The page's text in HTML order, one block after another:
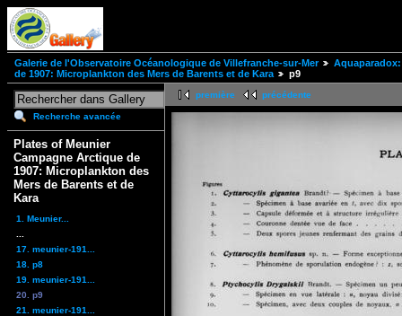
Galerie de l'Observatoire Océanologique de Villefranche-sur-Mer
de 1907: Microplankton des Mers de Barents et de Kara
p9
Recherche avancée
Plates of Meunier
Campagne Arctique de
1907: Microplankton des
Mers de Barents et de
Kara
1. Meunier...
17. meunier-191...
18. p8
19. meunier-191...
20. p9
21. meunier-191...
première précédente